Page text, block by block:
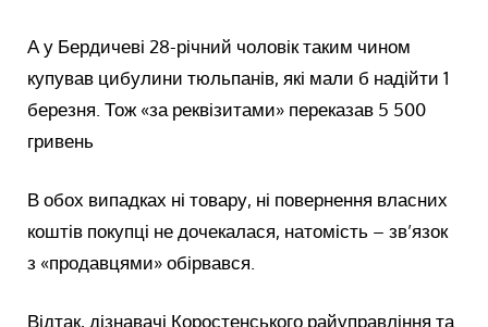
А у Бердичеві 28-річний чоловік таким чином
купував цибулини тюльпанів, які мали б надійти 1
березня. Тож «за реквізитами» переказав 5 500
гривень
В обох випадках ні товару, ні повернення власних
коштів покупці не дочекалася, натомість – зв’язок
з «продавцями» обірвався.
Відтак, дізнавачі Коростенського райуправління та